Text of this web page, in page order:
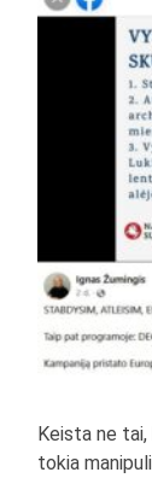
Keista ne tai,
tokia